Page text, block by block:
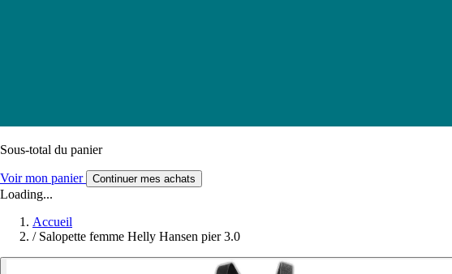
Sous-total du panier
Voir mon panier Continuer mes achats
Loading...
Accueil
/ Salopette femme Helly Hansen pier 3.0